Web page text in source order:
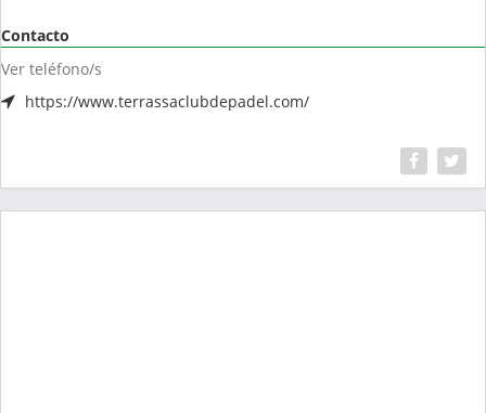
Contacto
Ver teléfono/s
https://www.terrassaclubdepadel.com/